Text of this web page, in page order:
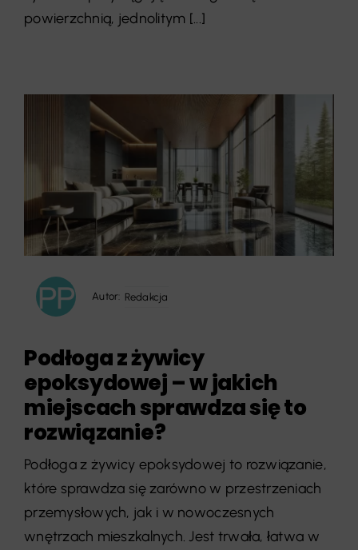
powierzchnią, jednolitym [...]
Autor: Redakcja
Podłoga z żywicy
epoksydowej – w jakich
miejscach sprawdza się to
rozwiązanie?
Podłoga z żywicy epoksydowej to rozwiązanie,
które sprawdza się zarówno w przestrzeniach
przemysłowych, jak i w nowoczesnych
wnętrzach mieszkalnych. Jest trwała, łatwa w